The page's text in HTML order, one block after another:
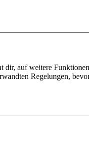
dir, auf weitere
Regelungen,